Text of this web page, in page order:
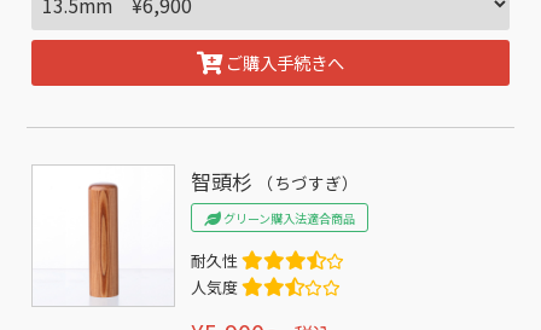
ご購入手続きへ
智頭杉 （ちづすぎ）
グリーン購入法適合商品
耐久性
人気度